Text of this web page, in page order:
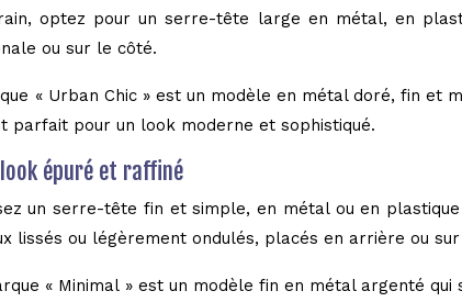
optez pour un serre-tête large en métal, en
ou sur le côté.
« Urban Chic » est un modèle en métal doré, fin
parfait pour un look moderne et sophistiqué.
épuré et raffiné
un serre-tête fin et simple, en métal ou en
lissés ou légèrement ondulés, placés en arrière ou
« Minimal » est un modèle fin en métal argenté